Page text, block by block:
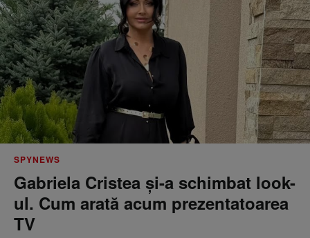
SPYNEWS
Gabriela Cristea și-a schimbat look-
ul. Cum arată acum prezentatoarea
TV